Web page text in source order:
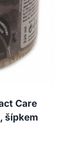
Care
šípkem